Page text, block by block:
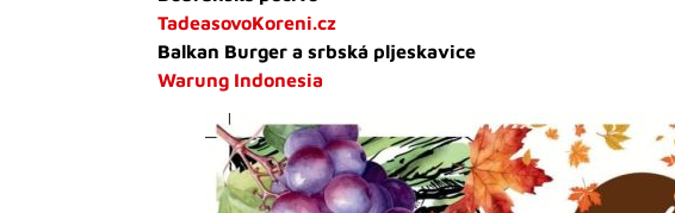
TadeasovoKoreni.cz
Balkan Burger a srbská pljeskavice
Warung Indonesia